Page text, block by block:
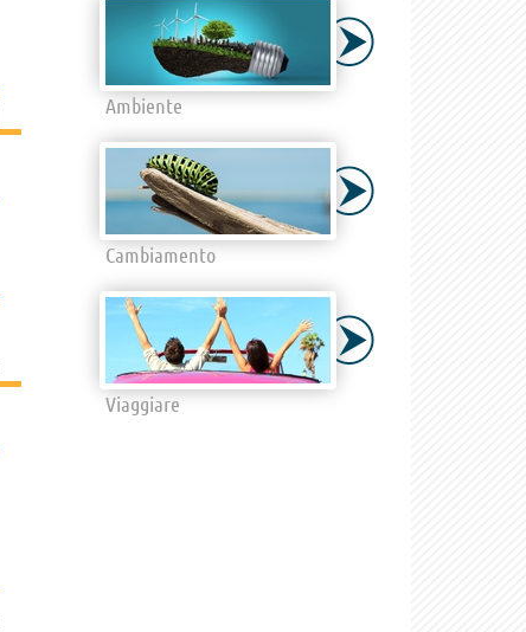
Ambiente
Cambiamento
Viaggiare